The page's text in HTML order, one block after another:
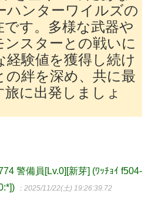
ハンターワイルズの
す。多様な武器や
ンスターとの戦いに
経験値を獲得し続け
の絆を深め、共に最
に出発しましょ
警備員[Lv.0][新芽] (ﾜｯﾁｮｲ f504-
：2025/11/22(土) 19:26:39.72